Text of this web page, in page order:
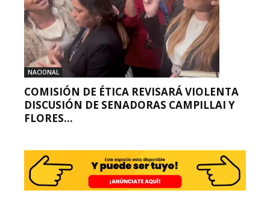
NACIONAL
COMISIÓN DE ÉTICA REVISARÁ VIOLENTA
DISCUSIÓN DE SENADORAS CAMPILLAI Y
FLORES...